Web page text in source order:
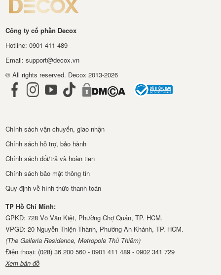
Công ty cổ phần Decox
Hotline: 0901 411 489
Email: support@decox.vn
© All rights reserved. Decox 2013-2026
Chính sách vận chuyển, giao nhận
Chính sách hỗ trợ, bảo hành
Chính sách đổi/trả và hoàn tiền
Chính sách bảo mật thông tin
Quy định về hình thức thanh toán
TP Hồ Chí Minh:
GPKD: 728 Võ Văn Kiệt, Phường Chợ Quán, TP. HCM.
VPGD: 20 Nguyễn Thiện Thành, Phường An Khánh, TP. HCM.
(The Galleria Residence, Metropole Thủ Thiêm)
Điện thoại: (028) 36 200 560 - 0901 411 489 - 0902 341 729
Xem bản đồ